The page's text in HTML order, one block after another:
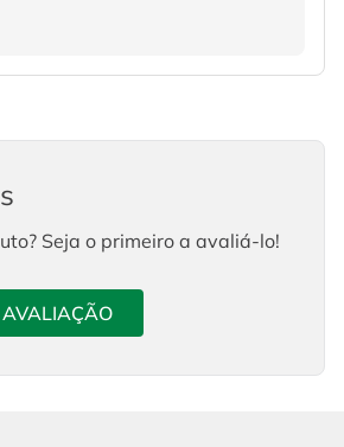
Seja o primeiro a avaliá-lo!
AVALIAÇÃO